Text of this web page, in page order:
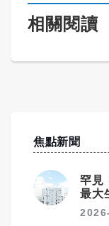
相關閱讀
焦點新聞
罕見
最大